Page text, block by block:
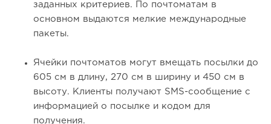
заданных критериев. По почтоматам в
основном выдаются мелкие международные
пакеты.
Ячейки почтоматов могут вмещать посылки до
605 см в длину, 270 см в ширину и 450 см в
высоту. Клиенты получают SMS-сообщение с
информацией о посылке и кодом для
получения.